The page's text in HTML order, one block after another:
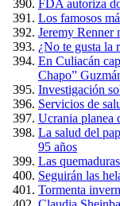
FDA autoriza
Los famosos
Jeremy Renner
¿No te gusta la
En Culiacán
Chapo”
Investigación
Servicios de
Ucrania planea
La salud del
95 años
Las
Seguirán las
Tormenta